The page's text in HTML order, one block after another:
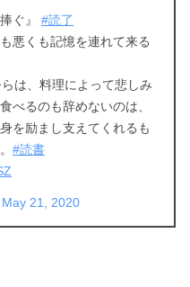
ぐ』 #読了
悪くも記憶を連れて来る
は、料理によって悲しみ
べるのも辞めないのは、
を励まし支えてくれるも
#読書
May 21, 2020